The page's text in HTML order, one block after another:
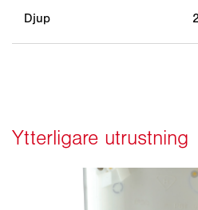
Djup